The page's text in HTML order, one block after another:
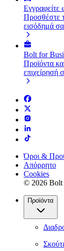
Εγγραφείτε
Προσθέστε
εισόδημά
Bolt for
Προϊόντα
επιχείρησή
Όροι &
Απόρρητο
Cookies
© 2026 Bolt
Προϊόντα